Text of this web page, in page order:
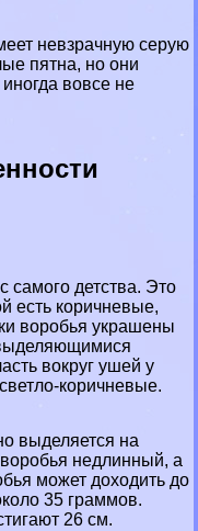
невзрачную серую
пятна, но они
вовсе не
самого детства. Это
есть коричневые,
воробья украшены
вокруг ушей у
коричневые.
выделяется на
недлинный, а
может доходить до
35 граммов.
26 см.